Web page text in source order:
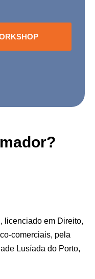
licenciado em Direito,
comerciais, pela
Lusíada do Porto,